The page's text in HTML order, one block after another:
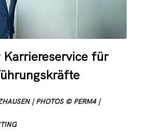
Karriereservice für
| PHOTOS © PERM4 |